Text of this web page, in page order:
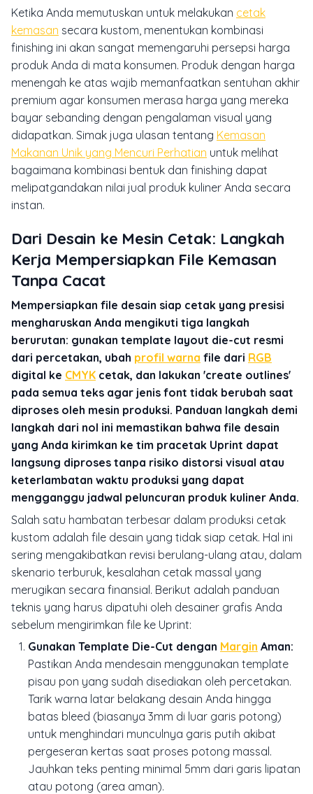
Ketika Anda memutuskan untuk melakukan cetak
kemasan secara kustom, menentukan kombinasi
finishing ini akan sangat memengaruhi persepsi harga
produk Anda di mata konsumen. Produk dengan harga
menengah ke atas wajib memanfaatkan sentuhan akhir
premium agar konsumen merasa harga yang mereka
bayar sebanding dengan pengalaman visual yang
didapatkan. Simak juga ulasan tentang Kemasan
Makanan Unik yang Mencuri Perhatian untuk melihat
bagaimana kombinasi bentuk dan finishing dapat
melipatgandakan nilai jual produk kuliner Anda secara
instan.
Dari Desain ke Mesin Cetak: Langkah
Kerja Mempersiapkan File Kemasan
Tanpa Cacat
Mempersiapkan file desain siap cetak yang presisi
mengharuskan Anda mengikuti tiga langkah
berurutan: gunakan template layout die-cut resmi
dari percetakan, ubah profil warna file dari RGB
digital ke CMYK cetak, dan lakukan 'create outlines'
pada semua teks agar jenis font tidak berubah saat
diproses oleh mesin produksi. Panduan langkah demi
langkah dari nol ini memastikan bahwa file desain
yang Anda kirimkan ke tim pracetak Uprint dapat
langsung diproses tanpa risiko distorsi visual atau
keterlambatan waktu produksi yang dapat
mengganggu jadwal peluncuran produk kuliner Anda.
Salah satu hambatan terbesar dalam produksi cetak
kustom adalah file desain yang tidak siap cetak. Hal ini
sering mengakibatkan revisi berulang-ulang atau, dalam
skenario terburuk, kesalahan cetak massal yang
merugikan secara finansial. Berikut adalah panduan
teknis yang harus dipatuhi oleh desainer grafis Anda
sebelum mengirimkan file ke Uprint:
Gunakan Template Die-Cut dengan Margin Aman:
Pastikan Anda mendesain menggunakan template
pisau pon yang sudah disediakan oleh percetakan.
Tarik warna latar belakang desain Anda hingga
batas bleed (biasanya 3mm di luar garis potong)
untuk menghindari munculnya garis putih akibat
pergeseran kertas saat proses potong massal.
Jauhkan teks penting minimal 5mm dari garis lipatan
atau potong (area aman).